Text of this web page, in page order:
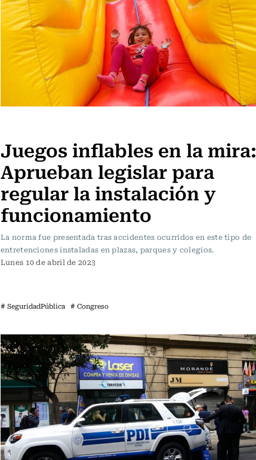
Juegos inflables en la mira:
Aprueban legislar para
regular la instalación y
funcionamiento
La norma fue presentada tras accidentes ocurridos en este tipo de
entretenciones instaladas en plazas, parques y colegios.
Lunes 10 de abril de 2023
# SeguridadPública # Congreso